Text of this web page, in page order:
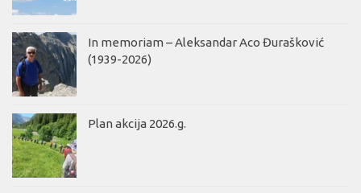
In memoriam – Aleksandar Aco Đurašković
(1939-2026)
Plan akcija 2026.g.